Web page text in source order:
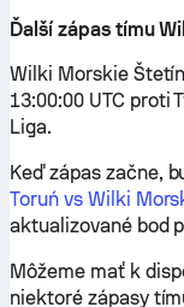
Ďalší zápas tímu
Wilki Morskie
13:00:00 UTC proti
Liga.
Keď zápas začne,
Toruń vs Wilki
aktualizované bod
Môžeme mať k
niektoré zápasy